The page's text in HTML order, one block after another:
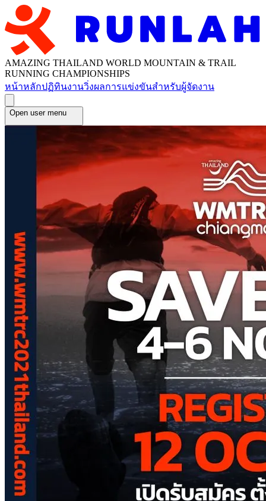
AMAZING THAILAND WORLD MOUNTAIN & TRAIL
RUNNING CHAMPIONSHIPS
หน้าหลักปฏิทินงานวิ่งผลการแข่งขันสำหรับผู้จัดงาน
Open user menu